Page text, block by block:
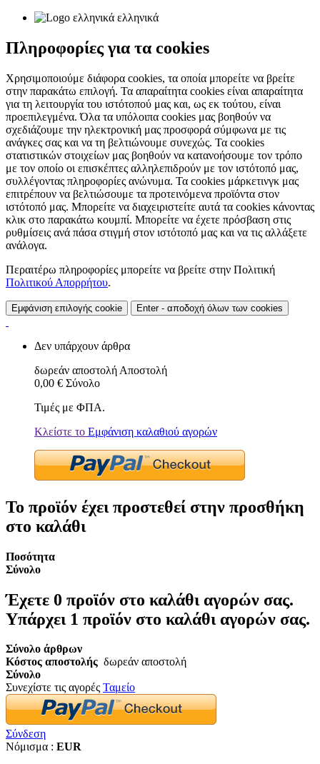
ελληνικά
Πληροφορίες για τα cookies
Χρησιμοποιούμε διάφορα cookies, τα οποία μπορείτε να βρείτε
στην παρακάτω επιλογή. Τα απαραίτητα cookies είναι απαραίτητα
για τη λειτουργία του ιστότοπού μας και, ως εκ τούτου, είναι
προεπιλεγμένα. Όλα τα υπόλοιπα cookies μας βοηθούν να
σχεδιάζουμε την ηλεκτρονική μας προσφορά σύμφωνα με τις
ανάγκες σας και να τη βελτιώνουμε συνεχώς. Τα cookies
στατιστικών στοιχείων μας βοηθούν να κατανοήσουμε τον τρόπο
με τον οποίο οι επισκέπτες αλληλεπιδρούν με τον ιστότοπό μας,
συλλέγοντας πληροφορίες ανώνυμα. Τα cookies μάρκετινγκ μας
επιτρέπουν να βελτιώσουμε τα προτεινόμενα προϊόντα στον
ιστότοπό μας. Μπορείτε να διαχειριστείτε αυτά τα cookies κάνοντας
κλικ στο παρακάτω κουμπί. Μπορείτε να έχετε πρόσβαση στις
ρυθμίσεις ανά πάσα στιγμή στον ιστότοπό μας και να τις αλλάξετε
ανάλογα.
Περαιτέρω πληροφορίες μπορείτε να βρείτε στην Πολιτική
Πολιτικού Απορρήτου.
Εμφάνιση επιλογής cookie Enter - αποδοχή όλων των cookies
Δεν υπάρχουν άρθρα
δωρεάν αποστολή Αποστολή
0,00 € Σύνολο
Τιμές με ΦΠΑ.
Κλείστε το Εμφάνιση καλαθιού αγορών
Το προϊόν έχει προστεθεί στην προσθήκη
στο καλάθι
Ποσότητα
Σύνολο
Έχετε 0 προϊόν στο καλάθι αγορών σας.
Υπάρχει 1 προϊόν στο καλάθι αγορών σας.
Σύνολο άρθρων
Κόστος αποστολής δωρεάν αποστολή
Σύνολο
Συνεχίστε τις αγορές Ταμείο
Σύνδεση
Νόμισμα : EUR